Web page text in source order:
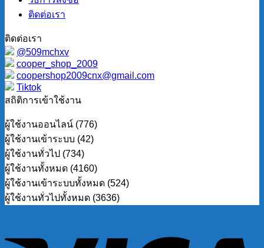
ติดต่อเรา
ติดต่อเรา
@509mchxv
cooper_shop_2009
coopershop2009cnx@gmail.com
Tiktok
สถิติการเข้าใช้งาน
ผู้ใช้งานออนไลน์ (776)
ผู้ใช้งานเข้าระบบ (42)
ผู้ใช้งานทั่วไป (734)
ผู้ใช้งานทั้งหมด (4160)
ผู้ใช้งานเข้าระบบทั้งหมด (524)
ผู้ใช้งานทั่วไปทั้งหมด (3636)